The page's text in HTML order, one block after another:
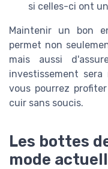
si celles-ci ont
Maintenir un bon
permet non
mais aussi
investissement
vous pourrez
cuir sans soucis.
Les bottes
mode